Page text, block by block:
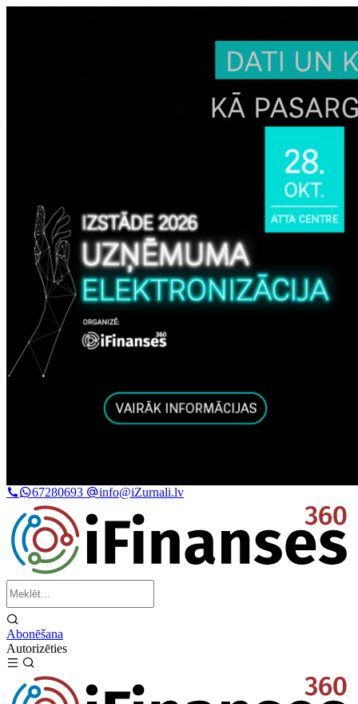
67280693 info@iZurnali.lv
Abonēšana
Autorizēties